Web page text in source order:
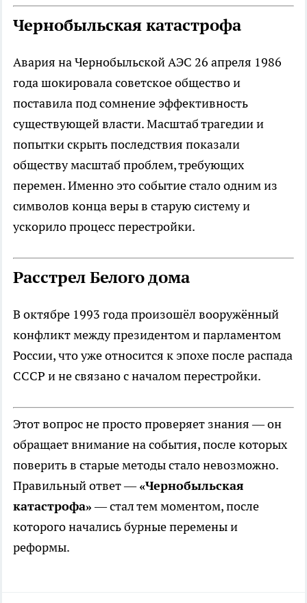
Чернобыльская катастрофа
Авария на Чернобыльской АЭС 26 апреля 1986
года шокировала советское общество и
поставила под сомнение эффективность
существующей власти. Масштаб трагедии и
попытки скрыть последствия показали
обществу масштаб проблем, требующих
перемен. Именно это событие стало одним из
символов конца веры в старую систему и
ускорило процесс перестройки.
Расстрел Белого дома
В октябре 1993 года произошёл вооружённый
конфликт между президентом и парламентом
России, что уже относится к эпохе после распада
СССР и не связано с началом перестройки.
Этот вопрос не просто проверяет знания — он
обращает внимание на события, после которых
поверить в старые методы стало невозможно.
Правильный ответ —«Чернобыльская
катастрофа»— стал тем моментом, после
которого начались бурные перемены и
реформы.